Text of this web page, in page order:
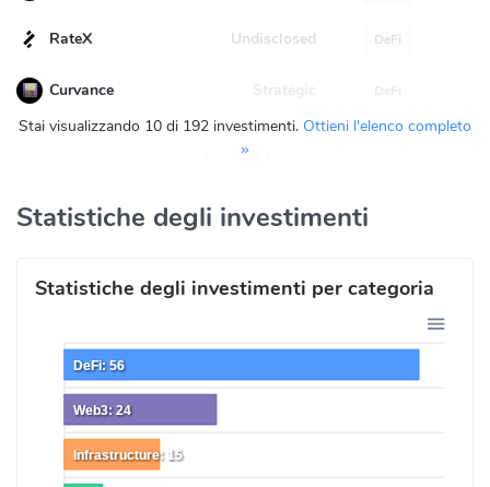
Stai visualizzando 10 di 192 investimenti. Ottieni l'elenco completo
»
RateX Undisclosed DeFi
Curvance
Carica di più
Statistiche degli investimenti
Statistiche degli investimenti per categoria
DeFi: 56
Web3: 24
Infrastructure: 15